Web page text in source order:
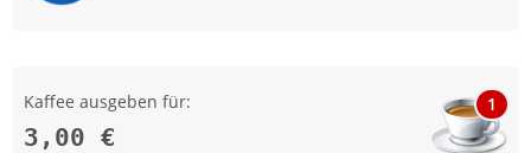
Kaffee ausgeben für:
3,00 €
1